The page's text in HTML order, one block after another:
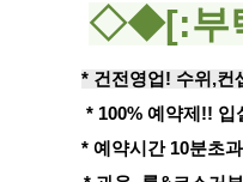
◇◆[:부
* 건전영업! 수위,컨
* 100% 예약제!!
* 예약시간 10분초